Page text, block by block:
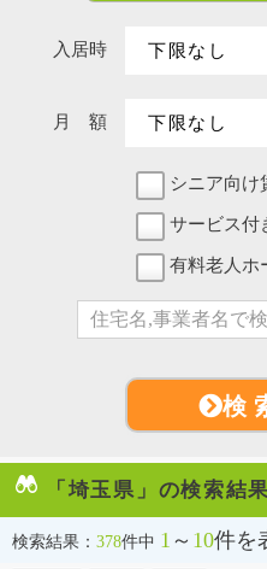
入居時
月 額
シニア向け
サービス付
有料老人ホ
検
「埼玉県」の検索結果
検索結果： 378件中 1 ～ 10件を